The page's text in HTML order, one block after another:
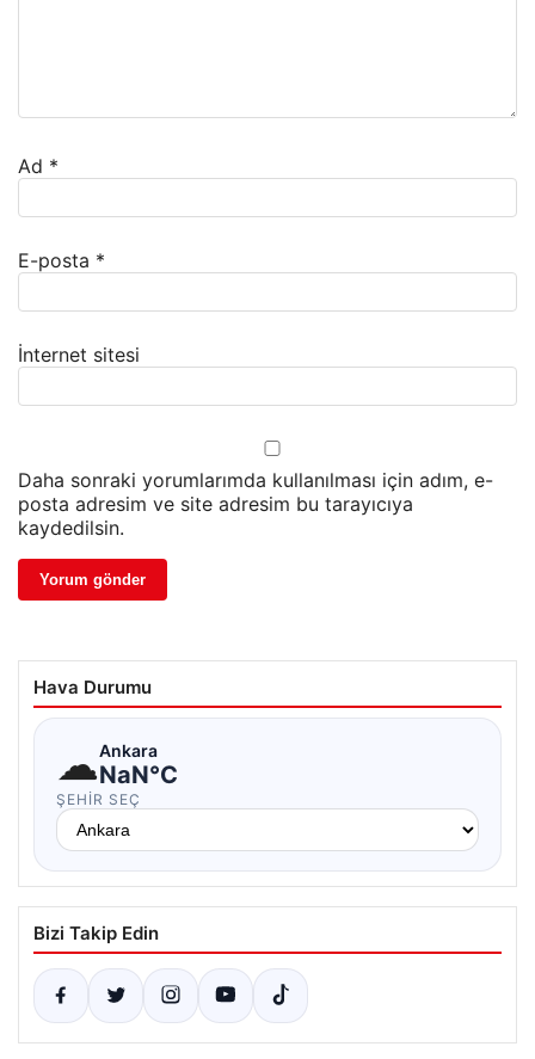
Ad *
E-posta *
İnternet sitesi
Daha sonraki yorumlarımda kullanılması için adım, e-
posta adresim ve site adresim bu tarayıcıya
kaydedilsin.
Hava Durumu
☁Ankara
NaN°C
ŞEHIR SEÇ
Bizi Takip Edin